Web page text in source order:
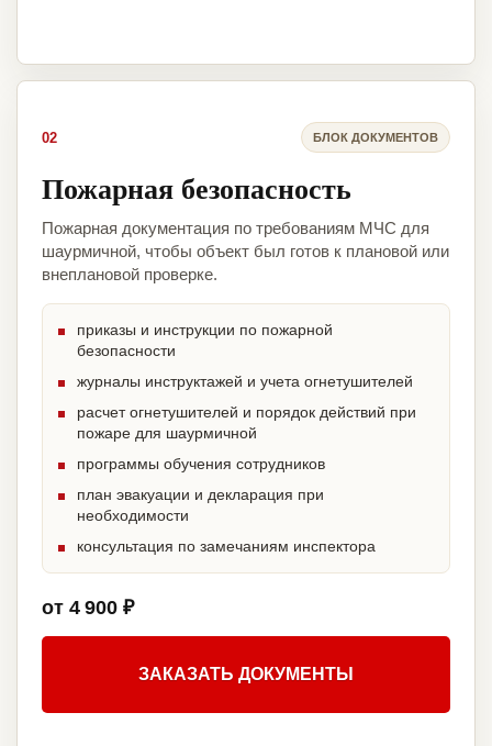
02 БЛОК ДОКУМЕНТОВ
Пожарная безопасность
Пожарная документация по требованиям МЧС для
шаурмичной, чтобы объект был готов к плановой или
внеплановой проверке.
приказы и инструкции по пожарной
безопасности
журналы инструктажей и учета огнетушителей
расчет огнетушителей и порядок действий при
пожаре для шаурмичной
программы обучения сотрудников
план эвакуации и декларация при
необходимости
консультация по замечаниям инспектора
от 4 900 ₽
ЗАКАЗАТЬ ДОКУМЕНТЫ